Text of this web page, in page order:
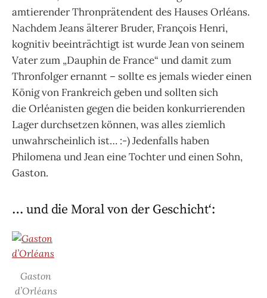
amtierender Thronprätendent des Hauses Orléans.
Nachdem Jeans älterer Bruder, François Henri,
kognitiv beeinträchtigt ist wurde Jean von seinem
Vater zum „Dauphin de France“ und damit zum
Thronfolger ernannt – sollte es jemals wieder einen
König von Frankreich geben und sollten sich
die Orléanisten gegen die beiden konkurrierenden
Lager durchsetzen können, was alles ziemlich
unwahrscheinlich ist… :-) Jedenfalls haben
Philomena und Jean eine Tochter und einen Sohn,
Gaston.
… und die Moral von der Geschicht‘:
Gaston
d’Orléans